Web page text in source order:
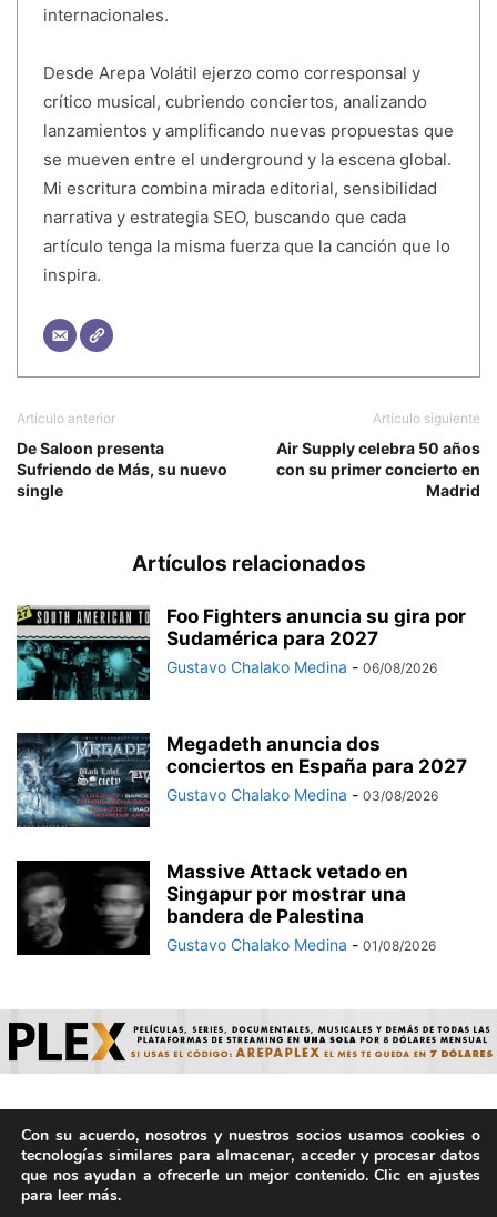
internacionales.
Desde Arepa Volátil ejerzo como corresponsal y
crítico musical, cubriendo conciertos, analizando
lanzamientos y amplificando nuevas propuestas que
se mueven entre el underground y la escena global.
Mi escritura combina mirada editorial, sensibilidad
narrativa y estrategia SEO, buscando que cada
artículo tenga la misma fuerza que la canción que lo
inspira.
Artículo anterior
De Saloon presenta
Sufriendo de Más, su nuevo
single
Artículo siguiente
Air Supply celebra 50 años
con su primer concierto en
Madrid
Artículos relacionados
Foo Fighters anuncia su gira por
Sudamérica para 2027
Gustavo Chalako Medina - 06/08/2026
Megadeth anuncia dos
conciertos en España para 2027
Gustavo Chalako Medina - 03/08/2026
Massive Attack vetado en
Singapur por mostrar una
bandera de Palestina
Gustavo Chalako Medina - 01/08/2026
© ArepaVolatil.Com 2021-2025 - Hecho por humanos, no por
IA. | Todos los derechos reservados.
Con su acuerdo, nosotros y nuestros socios usamos cookies o
tecnologías similares para almacenar, acceder y procesar datos
que nos ayudan a ofrecerle un mejor contenido. Clic en ajustes
para leer más.